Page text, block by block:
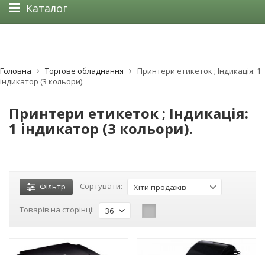
Каталог
Головна Торгове обладнання
Принтери етикеток ; Індикація: 1
індикатор (3 кольори).
Принтери етикеток ; Індикація:
1 індикатор (3 кольори).
Фільтр Сортувати: Хіти продажів
Товарів на сторінці: 36
-3%